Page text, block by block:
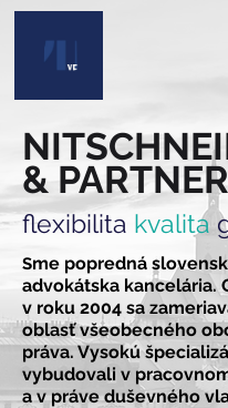
&
flexibilita kvalita
Sme popredná
advokátska kancelária.
v roku 2004 sa
oblasť všeobecného
práva. Vysokú
vybudovali v
a v práve duševného